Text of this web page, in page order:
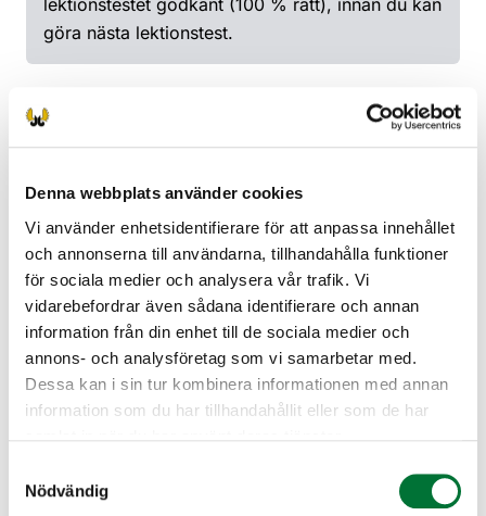
Denna webbplats använder cookies
Vi använder enhetsidentifierare för att anpassa innehållet
och annonserna till användarna, tillhandahålla funktioner
för sociala medier och analysera vår trafik. Vi
vidarebefordrar även sådana identifierare och annan
information från din enhet till de sociala medier och
annons- och analysföretag som vi samarbetar med.
Dessa kan i sin tur kombinera informationen med annan
information som du har tillhandahållit eller som de har
Nödvändig
göra nästa lektionstest.